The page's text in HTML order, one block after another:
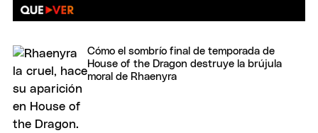
Cómo el sombrío final de temporada de
House of the Dragon destruye la brújula
moral de Rhaenyra